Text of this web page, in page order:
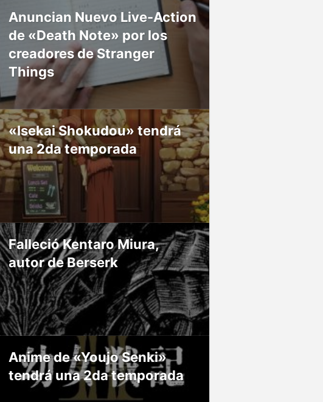
Anuncian Nuevo Live-Action
de «Death Note» por los
creadores de Stranger
Things
«Isekai Shokudou» tendrá
una 2da temporada
Falleció Kentaro Miura,
autor de Berserk
Anime de «Youjo Senki»
tendrá una 2da temporada